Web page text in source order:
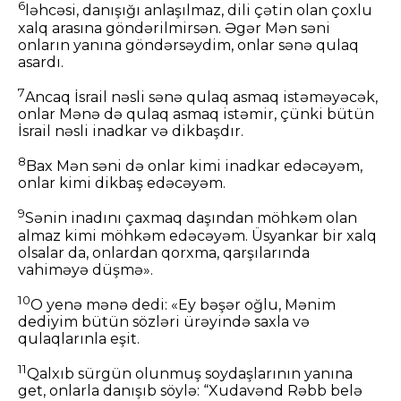
6 ləhcəsi, danışığı anlaşılmaz, dili çətin olan çoxlu
xalq arasına göndərilmirsən. Əgər Mən səni
onların yanına göndərsəydim, onlar sənə qulaq
asardı.
7Ancaq İsrail nəsli sənə qulaq asmaq istəməyəcək,
onlar Mənə də qulaq asmaq istəmir, çünki bütün
İsrail nəsli inadkar və dikbaşdır.
8 Bax Mən səni də onlar kimi inadkar edəcəyəm,
onlar kimi dikbaş edəcəyəm.
9Sənin inadını çaxmaq daşından möhkəm olan
almaz kimi möhkəm edəcəyəm. Üsyankar bir xalq
olsalar da, onlardan qorxma, qarşılarında
vahiməyə düşmə».
10O yenə mənə dedi: «Ey bəşər oğlu, Mənim
dediyim bütün sözləri ürəyində saxla və
qulaqlarınla eşit.
11Qalxıb sürgün olunmuş soydaşlarının yanına
get, onlarla danışıb söylə: “Xudavənd Rəbb belə